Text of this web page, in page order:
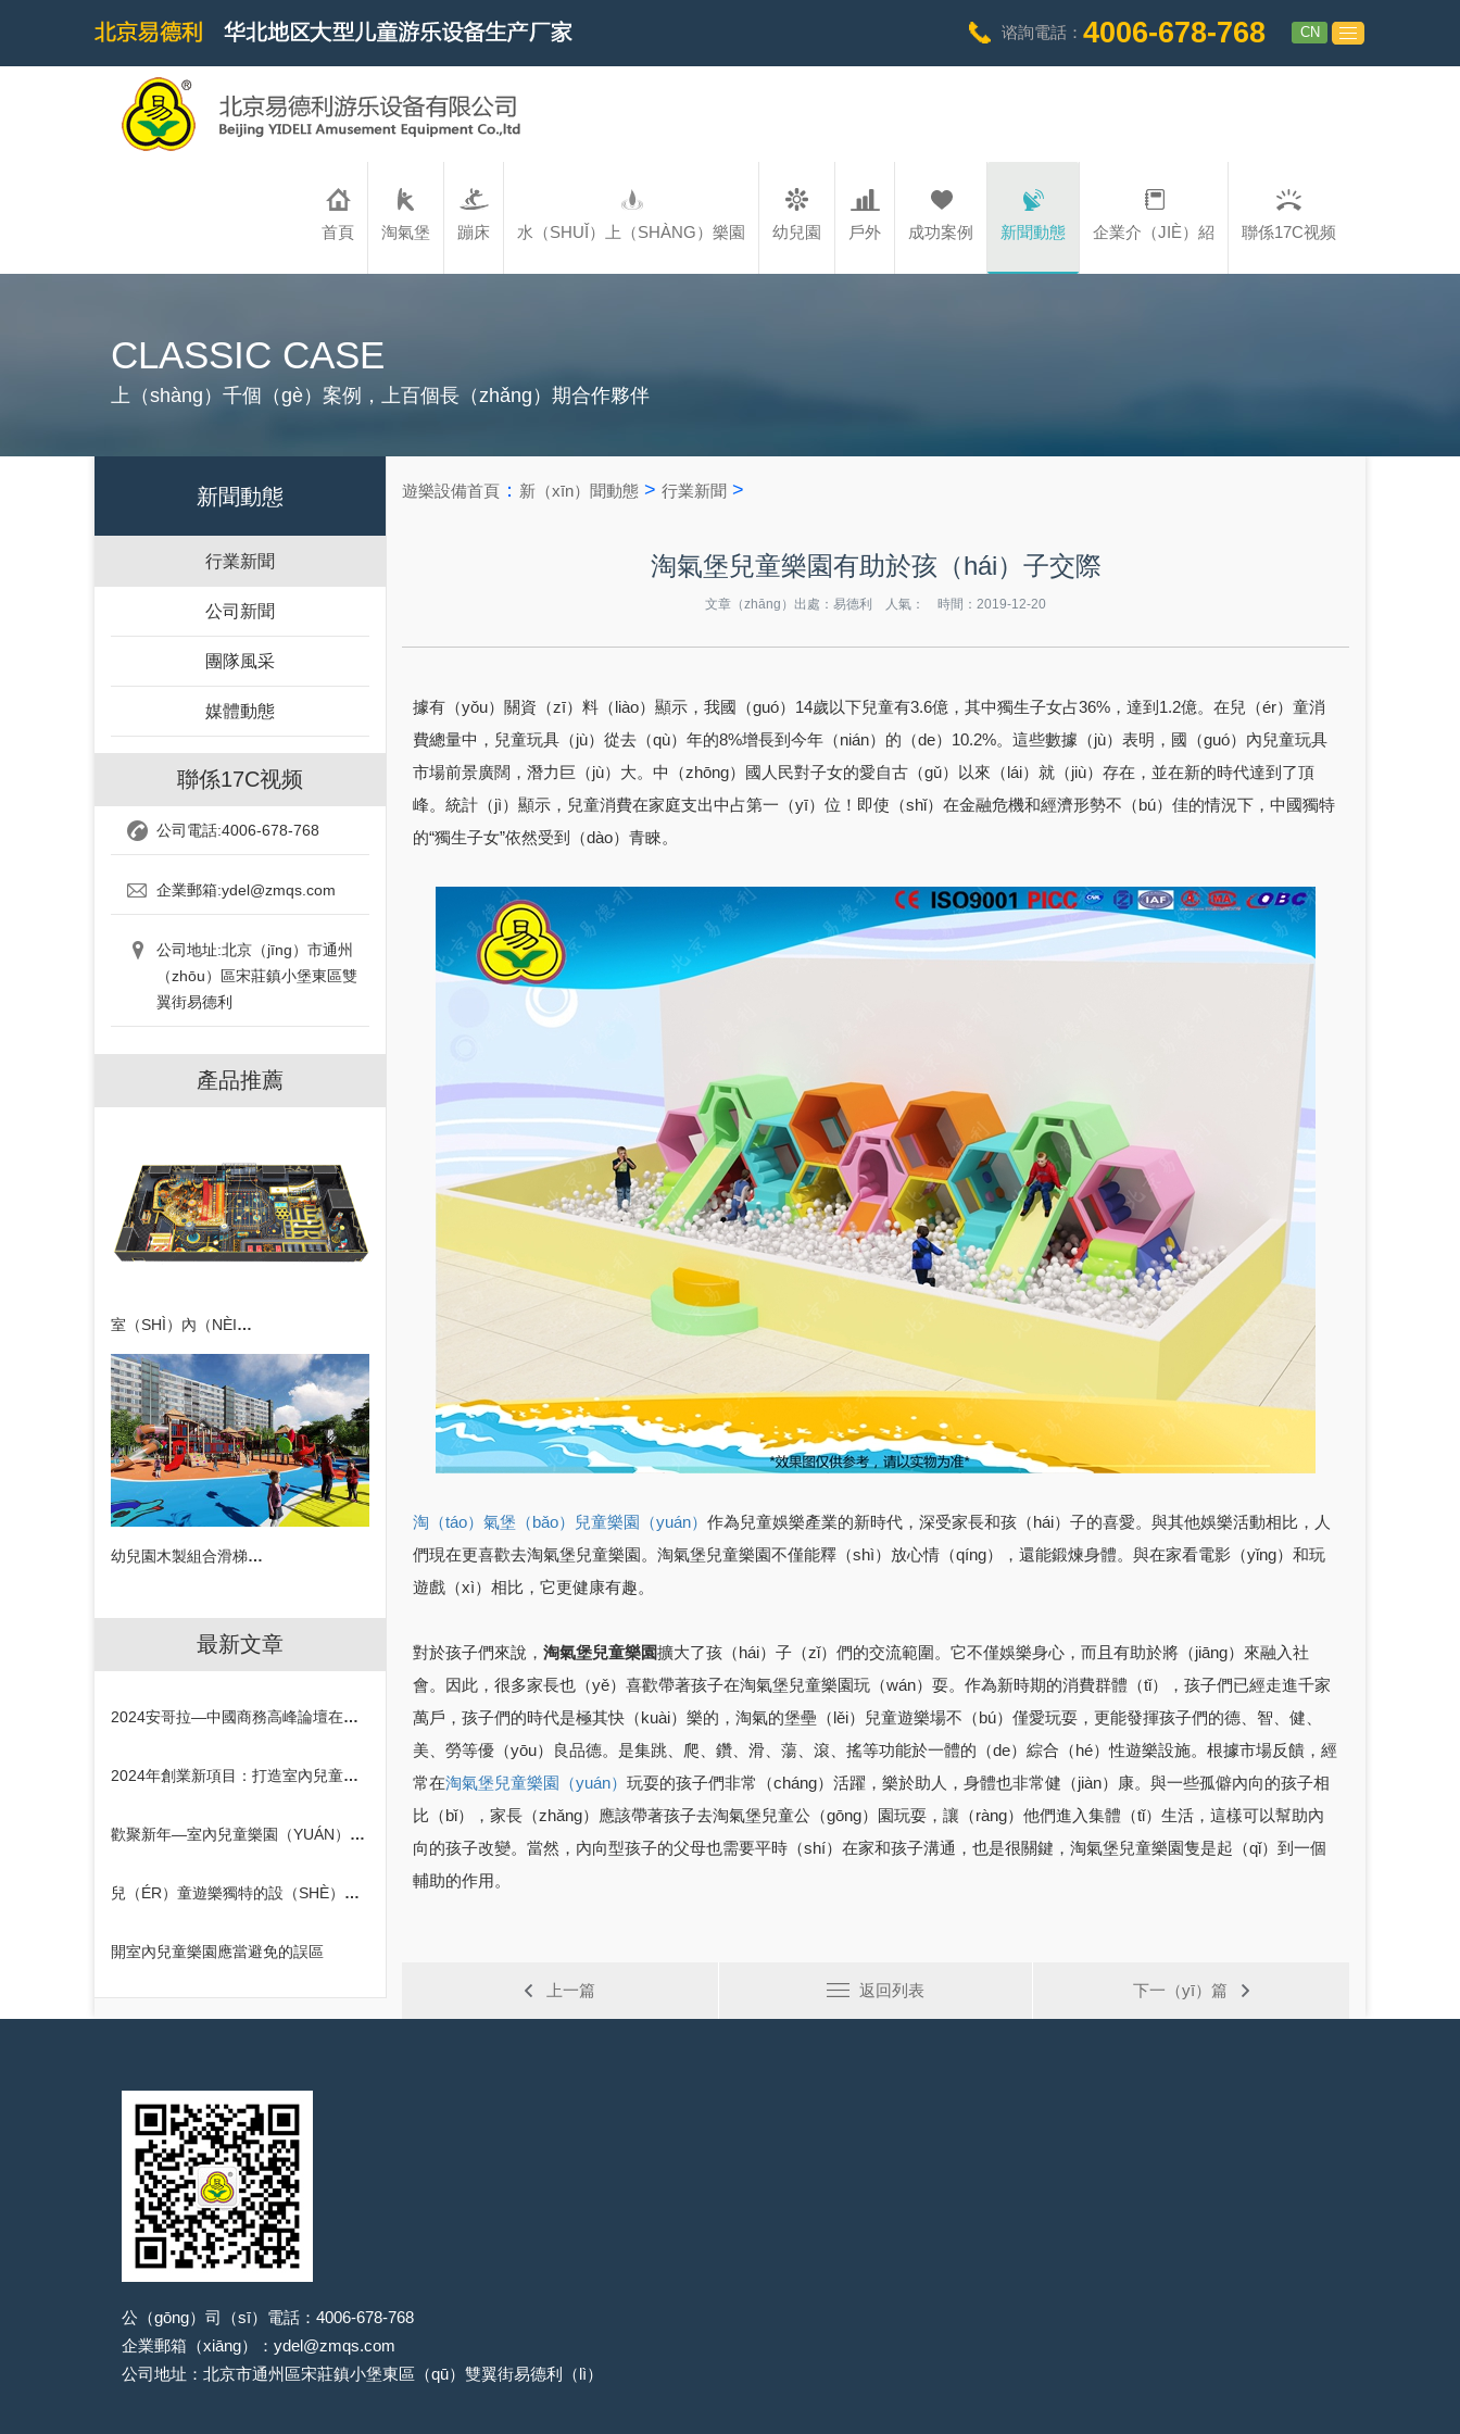
谘詢電話： 4006-678-768 CN
首頁 淘氣堡 蹦床 水（SHUǏ）上（SHÀNG）樂園 幼兒園 戶外 成功案例 新聞動態 企業介（JIÈ）紹 聯係17C视频
CLASSIC CASE
上（shàng）千個（gè）案例，上百個長（zhǎng）期合作夥伴
新聞動態
行業新聞
公司新聞
團隊風采
媒體動態
聯係17C视频
公司電話:4006-678-768
企業郵箱:ydel@zmqs.com
公司地址:北京（jīng）市通州
（zhōu）區宋莊鎮小堡東區雙
翼街易德利
產品推薦
室（SHÌ）內（NÈI）淘（TÁO）氣堡運動公園
幼兒園木製組合滑梯設備
最新文章
2024安哥拉—中國商務高峰論壇在京召開
2024年創業新項目：打造室內兒童樂園的契機
歡聚新年—室內兒童樂園（YUÁN）元旦活動策劃方（FĀNG）案
兒（ÉR）童遊樂獨特的設（SHÈ）計，如何吸引孩子的注意力
開室內兒童樂園應當避免的誤區
遊樂設備首頁 ： 新（xīn）聞動態 > 行業新聞 >
淘氣堡兒童樂園有助於孩（hái）子交際
文章（zhāng）出處：易德利 人氣： 時間：2019-12-20
據有（yǒu）關資（zī）料（liào）顯示，我國（guó）14歲以下兒童有3.6億，其中獨生子女占36%，達到1.2億。在兒（ér）童消
費總量中，兒童玩具（jù）從去（qù）年的8%增長到今年（nián）的（de）10.2%。這些數據（jù）表明，國（guó）內兒童玩具
市場前景廣闊，潛力巨（jù）大。中（zhōng）國人民對子女的愛自古（gǔ）以來（lái）就（jiù）存在，並在新的時代達到了頂
峰。統計（jì）顯示，兒童消費在家庭支出中占第一（yī）位！即使（shǐ）在金融危機和經濟形勢不（bú）佳的情況下，中國獨特
的“獨生子女”依然受到（dào）青睞。
淘（táo）氣堡（bǎo）兒童樂園（yuán） 作為兒童娛樂產業的新時代，深受家長和孩（hái）子的喜愛。與其他娛樂活動相比，人
們現在更喜歡去淘氣堡兒童樂園。淘氣堡兒童樂園不僅能釋（shì）放心情（qíng），還能鍛煉身體。與在家看電影（yǐng）和玩
遊戲（xì）相比，它更健康有趣。
對於孩子們來說， 淘氣堡兒童樂園擴大了孩（hái）子（zǐ）們的交流範圍。它不僅娛樂身心，而且有助於將（jiāng）來融入社
會。因此，很多家長也（yě）喜歡帶著孩子在淘氣堡兒童樂園玩（wán）耍。作為新時期的消費群體（tǐ），孩子們已經走進千家
萬戶，孩子們的時代是極其快（kuài）樂的，淘氣的堡壘（lěi）兒童遊樂場不（bú）僅愛玩耍，更能發揮孩子們的德、智、健、
美、勞等優（yōu）良品德。是集跳、爬、鑽、滑、蕩、滾、搖等功能於一體的（de）綜合（hé）性遊樂設施。根據市場反饋，經
常在淘氣堡兒童樂園（yuán） 玩耍的孩子們非常（cháng）活躍，樂於助人，身體也非常健（jiàn）康。與一些孤僻內向的孩子相
比（bǐ），家長（zhǎng）應該帶著孩子去淘氣堡兒童公（gōng）園玩耍，讓（ràng）他們進入集體（tǐ）生活，這樣可以幫助內
向的孩子改變。當然，內向型孩子的父母也需要平時（shí）在家和孩子溝通，也是很關鍵，淘氣堡兒童樂園隻是起（qǐ）到一個
輔助的作用。
上一篇 返回列表 下一（yī）篇
公（gōng）司（sī）電話：4006-678-768
企業郵箱（xiāng）：ydel@zmqs.com
公司地址：北京市通州區宋莊鎮小堡東區（qū）雙翼街易德利（lì）